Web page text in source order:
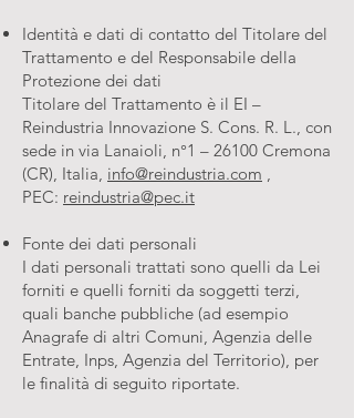
Identità e dati di contatto del Titolare del
Trattamento e del Responsabile della
Protezione dei dati
Titolare del Trattamento è il EI –
Reindustria Innovazione S. Cons. R. L., con
sede in via Lanaioli, n°1 – 26100 Cremona
(CR), Italia, info@reindustria.com ,
PEC: reindustria@pec.it
Fonte dei dati personali
I dati personali trattati sono quelli da Lei
forniti e quelli forniti da soggetti terzi,
quali banche pubbliche (ad esempio
Anagrafe di altri Comuni, Agenzia delle
Entrate, Inps, Agenzia del Territorio), per
le finalità di seguito riportate.